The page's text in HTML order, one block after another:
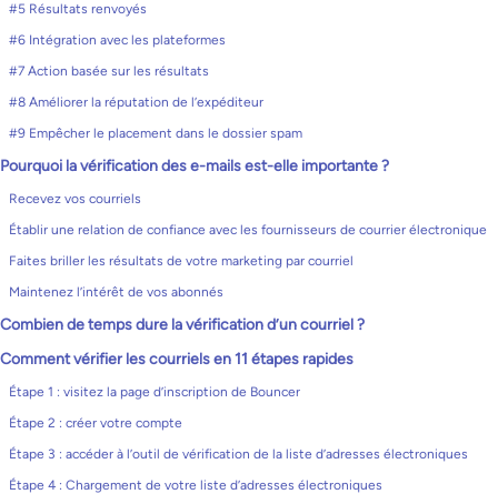
#5 Résultats renvoyés
#6 Intégration avec les plateformes
#7 Action basée sur les résultats
#8 Améliorer la réputation de l’expéditeur
#9 Empêcher le placement dans le dossier spam
Pourquoi la vérification des e-mails est-elle importante ?
Recevez vos courriels
Établir une relation de confiance avec les fournisseurs de courrier électronique
Faites briller les résultats de votre marketing par courriel
Maintenez l’intérêt de vos abonnés
Combien de temps dure la vérification d’un courriel ?
Comment vérifier les courriels en 11 étapes rapides
Étape 1 : visitez la page d’inscription de Bouncer
Étape 2 : créer votre compte
Étape 3 : accéder à l’outil de vérification de la liste d’adresses électroniques
Étape 4 : Chargement de votre liste d’adresses électroniques